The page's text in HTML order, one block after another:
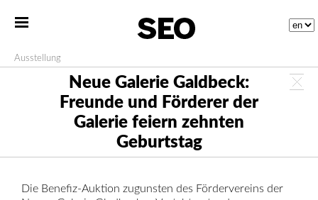
Neue Galerie Galdbeck:
Freunde und Förderer der
Galerie feiern zehnten
Geburtstag
Ausstellung
Die Benefiz-Auktion zugunsten des Fördervereins der